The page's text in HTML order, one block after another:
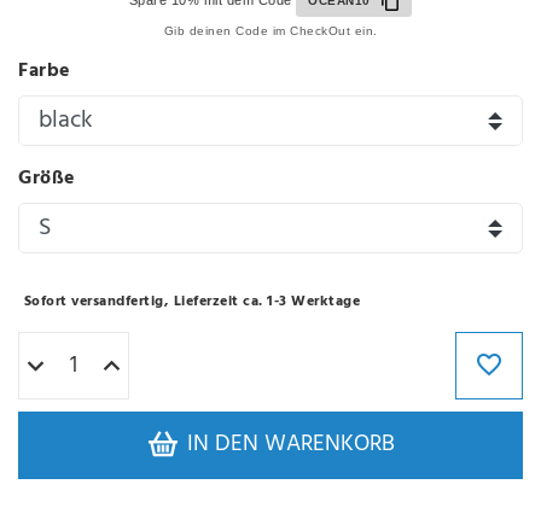
Gib deinen Code im CheckOut ein.
Farbe
Größe
Sofort versandfertig, Lieferzeit ca. 1-3 Werktage
IN DEN WARENKORB